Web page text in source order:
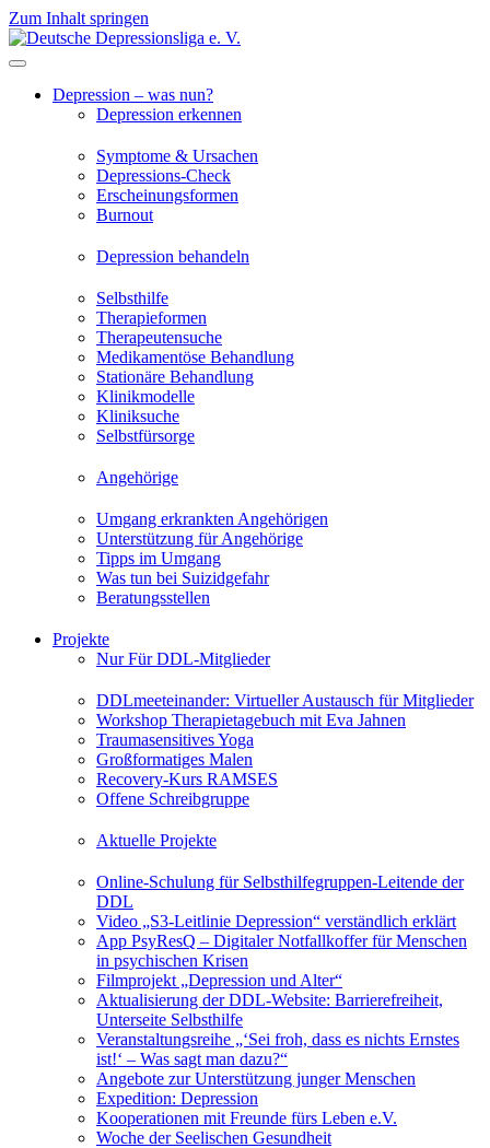
Zum Inhalt springen
Depression – was nun?
Depression erkennen
Symptome & Ursachen
Depressions-Check
Erscheinungsformen
Burnout
Depression behandeln
Selbsthilfe
Therapieformen
Therapeutensuche
Medikamentöse Behandlung
Stationäre Behandlung
Klinikmodelle
Kliniksuche
Selbstfürsorge
Angehörige
Umgang erkrankten Angehörigen
Unterstützung für Angehörige
Tipps im Umgang
Was tun bei Suizidgefahr
Beratungsstellen
Projekte
Nur Für DDL-Mitglieder
DDLmeeteinander: Virtueller Austausch für Mitglieder
Workshop Therapietagebuch mit Eva Jahnen
Traumasensitives Yoga
Großformatiges Malen
Recovery-Kurs RAMSES
Offene Schreibgruppe
Aktuelle Projekte
Online-Schulung für Selbsthilfegruppen-Leitende der
DDL
Video „S3-Leitlinie Depression“ verständlich erklärt
App PsyResQ – Digitaler Notfallkoffer für Menschen
in psychischen Krisen
Filmprojekt „Depression und Alter“
Aktualisierung der DDL-Website: Barrierefreiheit,
Unterseite Selbsthilfe
Veranstaltungsreihe „‘Sei froh, dass es nichts Ernstes
ist!‘ – Was sagt man dazu?“
Angebote zur Unterstützung junger Menschen
Expedition: Depression
Kooperationen mit Freunde fürs Leben e.V.
Woche der Seelischen Gesundheit